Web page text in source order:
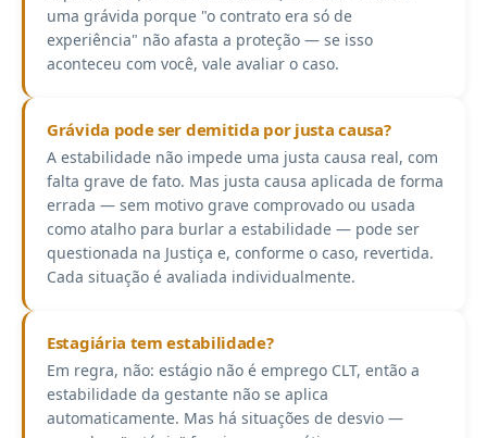
uma grávida porque "o contrato era só de
experiência" não afasta a proteção — se isso
aconteceu com você, vale avaliar o caso.
Grávida pode ser demitida por justa causa?
A estabilidade não impede uma justa causa real, com
falta grave de fato. Mas justa causa aplicada de forma
errada — sem motivo grave comprovado ou usada
como atalho para burlar a estabilidade — pode ser
questionada na Justiça e, conforme o caso, revertida.
Cada situação é avaliada individualmente.
Estagiária tem estabilidade?
Em regra, não: estágio não é emprego CLT, então a
estabilidade da gestante não se aplica
automaticamente. Mas há situações de desvio —